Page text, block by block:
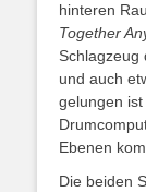
hinteren
Together
Schlagzeug
und auch
gelungen
Ebenen
Die beiden